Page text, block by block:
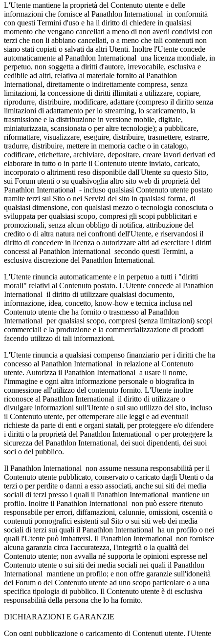
L'Utente mantiene la proprietà del Contenuto utente e delle
informazioni che fornisce al Panathlon International in conformità
con questi Termini d'uso e ha il diritto di chiedere in qualsiasi
momento che vengano cancellati a meno di non averli condivisi con
terzi che non li abbiano cancellati, o a meno che tali contenuti non
siano stati copiati o salvati da altri Utenti. Inoltre l'Utente concede
automaticamente al Panathlon International una licenza mondiale, in
perpetuo, non soggetta a diritti d'autore, irrevocabile, esclusiva e
cedibile ad altri, relativa al materiale fornito al Panathlon
International, direttamente o indirettamente compresa, senza
limitazioni, la concessione di diritti illimitati a utilizzare, copiare,
riprodurre, distribuire, modificare, adattare (compreso il diritto senza
limitazioni di adattamento per lo streaming, lo scaricamento, la
trasmissione e la distribuzione in versione mobile, digitale,
miniaturizzata, scansionata o per altre tecnologie); a pubblicare,
riformattare, visualizzare, eseguire, distribuire, trasmettere, estrarre,
tradurre, distribuire, mettere in memoria cache o in catalogo,
codificare, etichettare, archiviare, depositare, creare lavori derivati ed
elaborare in tutto o in parte il Contenuto utente inviato, caricato,
incorporato o altrimenti reso disponibile dall'Utente su questo Sito,
sui Forum utenti o su qualsivoglia altro sito web di proprietà del
Panathlon International - incluso qualsiasi Contenuto utente postato
tramite terzi sul Sito o nei Servizi del sito in qualsiasi forma, di
qualsiasi dimensione, con qualsiasi mezzo o tecnologia conosciuta o
sviluppata per qualsiasi scopo, compresi gli scopi pubblicitari e
promozionali, senza alcun obbligo di notifica, attribuzione del
credito o di altra natura nei confronti dell'Utente, e riservandosi il
diritto di concedere in licenza o autorizzare altri ad esercitare i diritti
concessi al Panathlon International secondo questi Termini, a
esclusiva discrezione del Panathlon International.
L'Utente rinuncia automaticamente e in perpetuo a tutti i "diritti
morali" relativi al Contenuto postato. L'Utente concede al Panathlon
International il diritto di utilizzare qualsiasi documento,
informazione, idea, concetto, know-how e tecnica inclusa nel
Contenuto utente che ha fornito o trasmesso al Panathlon
International per qualsiasi scopo, compresi (senza limitazioni) scopi
commerciali e la produzione e la commercializzazione di prodotti
facendo utilizzo di tali informazioni.
L'Utente rinuncia a qualsiasi compenso finanziario per i diritti che ha
concesso al Panathlon International in relazione al Contenuto
utente. Autorizza il Panathlon International a usare il nome,
l'immagine e ogni altra informazione personale o biografica in
connessione all'utilizzo del contenuto fornito. L'Utente inoltre
riconosce al Panathlon International il diritto di utilizzare o
divulgare informazioni sull'Utente o sul suo utilizzo del sito, incluso
il Contenuto utente, per ottemperare alle leggi e ad eventuali
richieste da parte di enti e organi statali, per proteggere e/o difendere
i diritti o la proprietà del Panathlon International o per proteggere la
sicurezza del Panathlon International, dei suoi dipendenti, dei suoi
soci o del pubblico.
Il Panathlon International non assume nessuna responsabilità per il
Contenuto utente pubblicato, conservato o caricato dagli Utenti o da
terzi o per perdite o danni a esso associati, anche sui siti dei media
sociali di terzi presso i quali il Panathlon International mantiene un
profilo. Inoltre il Panathlon International non può essere ritenuto
responsabile per errori, diffamazioni, calunnie, omissioni, oscenità o
contenuti pornografici esistenti sul Sito o sui siti web dei media
sociali di terzi sui quali il Panathlon International ha un profilo o nei
quali l'Utente può imbattersi. Il Panathlon International non fornisce
alcuna garanzia circa l'accuratezza, l'integrità o la qualità del
Contenuto utente; non avvalla né supporta le opinioni espresse nel
Contenuto utente o sui siti dei media sociali nei quali il Panathlon
International mantiene un profilo; e non offre garanzie sull'idoneità
dei Forum o del Contenuto utente ad uno scopo particolare o a una
specifica tipologia di pubblico. Il Contenuto utente è di esclusiva
responsabilità della persona che lo ha fornito.
DICHIARAZIONI E GARANZIE
Con ogni pubblicazione o caricamento di Contenuti utente, l'Utente